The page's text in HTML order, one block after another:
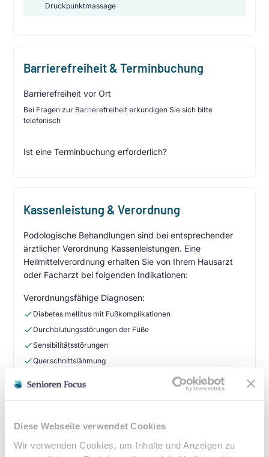
Diese Webseite verwendet Cookies
Wir verwenden Cookies, um Inhalte und Anzeigen zu
Druckpunktmassage
Barrierefreiheit & Terminbuchung
Barrierefreiheit vor Ort
Bei Fragen zur Barrierefreiheit erkundigen Sie sich bitte
telefonisch
Ist eine Terminbuchung erforderlich?
Kassenleistung & Verordnung
Podologische Behandlungen sind bei entsprechender
ärztlicher Verordnung Kassenleistungen. Eine
Heilmittelverordnung erhalten Sie von Ihrem Hausarzt
oder Facharzt bei folgenden Indikationen:
Verordnungsfähige Diagnosen:
Diabetes mellitus mit Fußkomplikationen
Durchblutungsstörungen der Füße
Sensibilitätsstörungen
Querschnittslähmung
•Befreiung bei chronischen Erkrankungen möglich
Hausbesuche bei medizinischer Notwendigkeit